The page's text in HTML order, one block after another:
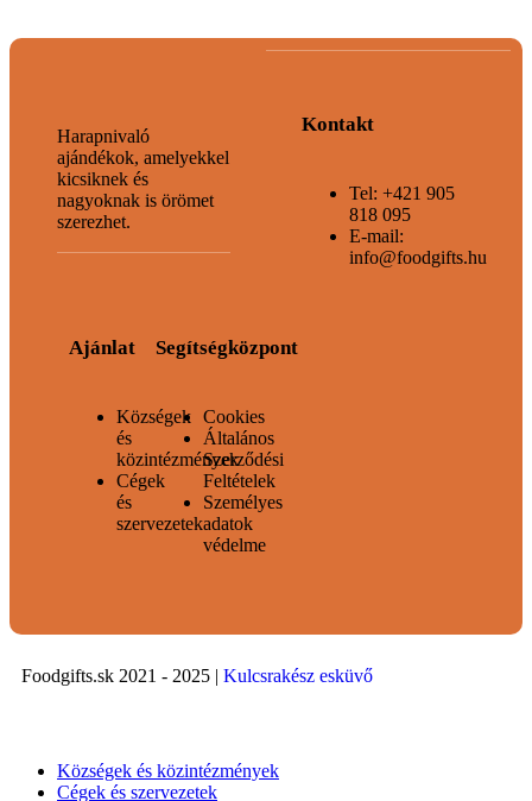
Harapnivaló
ajándékok, amelyekkel
kicsiknek és
nagyoknak is örömet
szerezhet.
Ajánlat
Községek
és
közintézmények
Cégek
és
szervezetek
Segítségközpont
Cookies
Általános
Szerződési
Feltételek
Személyes
adatok
védelme
Kontakt
Tel: +421 905
818 095
E-mail:
info@foodgifts.hu
Foodgifts.sk 2021 - 2025 | Kulcsrakész esküvő
Községek és közintézmények
Cégek és szervezetek